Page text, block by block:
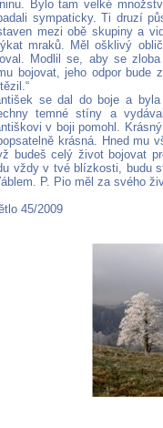
Bylo tam velké
sympaticky. Ti druzí
mezi obě skupiny a
mraků. Měl ošklivý
Modlil se, aby se
bojovat, jeho odpor bude
se dal do boje a
temné stíny a
v boji pomohl.
krásná. Hned mu
budeš celý život bojovat
vždy v tvé blízkosti, budu
P. Pio měl za svého
45/2009